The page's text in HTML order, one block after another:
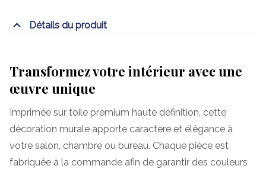
Détails du produit
Transformez votre intérieur avec une
œuvre unique
Imprimée sur toile premium haute définition, cette
décoration murale apporte caractère et élégance à
votre salon, chambre ou bureau. Chaque pièce est
fabriquée à la commande afin de garantir des couleurs